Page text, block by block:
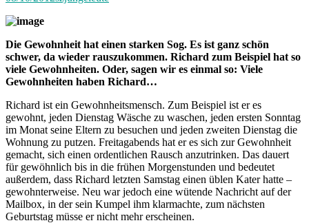
Die Gewohnheit hat einen starken Sog. Es ist ganz schön
schwer, da wieder rauszukommen. Richard zum Beispiel hat so
viele Gewohnheiten. Oder, sagen wir es einmal so: Viele
Gewohnheiten haben Richard…
Richard ist ein Gewohnheitsmensch. Zum Beispiel ist er es
gewohnt, jeden Dienstag Wäsche zu waschen, jeden ersten Sonntag
im Monat seine Eltern zu besuchen und jeden zweiten Dienstag die
Wohnung zu putzen. Freitagabends hat er es sich zur Gewohnheit
gemacht, sich einen ordentlichen Rausch anzutrinken. Das dauert
für gewöhnlich bis in die frühen Morgenstunden und bedeutet
außerdem, dass Richard letzten Samstag einen üblen Kater hatte –
gewohnterweise. Neu war jedoch eine wütende Nachricht auf der
Mailbox, in der sein Kumpel ihm klarmachte, zum nächsten
Geburtstag müsse er nicht mehr erscheinen.